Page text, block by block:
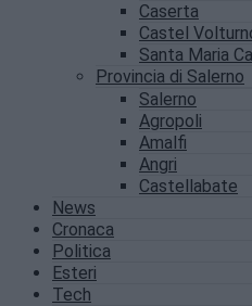
Caserta
Castel
Santa Maria
Provincia di Salerno
Salerno
Agropoli
Amalfi
Angri
Castellabate
News
Cronaca
Politica
Esteri
Tech